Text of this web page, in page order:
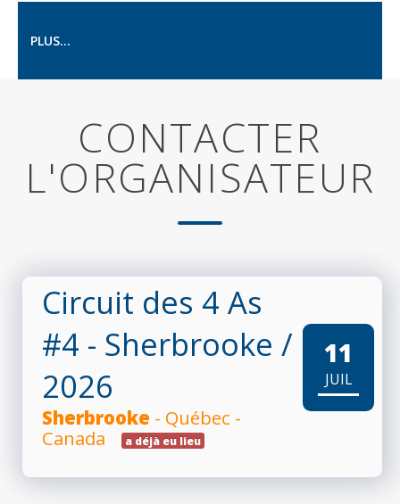
PLUS...
CONTACTER
L'ORGANISATEUR
Circuit des 4 As
#4 - Sherbrooke /
2026
Sherbrooke - Québec -
Canada
a déjà eu lieu
11
JUIL